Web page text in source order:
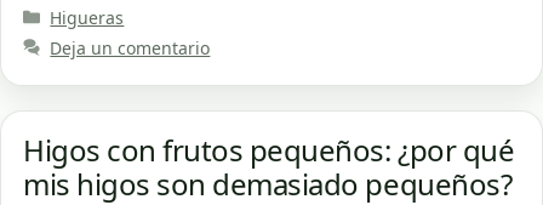
Categorías
Higueras
Deja un comentario
Higos con frutos pequeños: ¿por qué
mis higos son demasiado pequeños?